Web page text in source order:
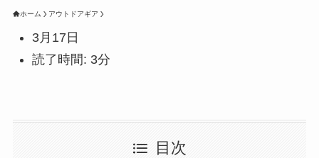
ホーム アウトドアギア
3月17日
読了時間: 3分
目次